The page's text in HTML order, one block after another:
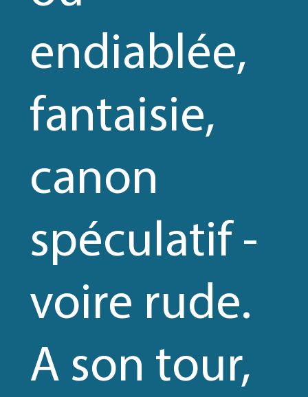
endiablée,
fantaisie,
canon
spéculatif -
voire rude.
A son tour,